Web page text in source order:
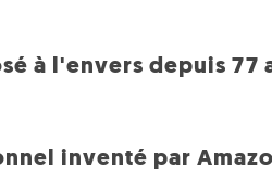
à l'envers depuis 77
inventé par